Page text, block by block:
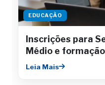
EDUCAÇÃO
Inscrições para
Médio e
até julho
Leia Mais